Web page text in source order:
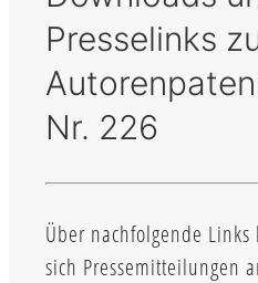
Presselinks
Nr. 226
Über nachfolgende Links
sich Pressemitteilungen